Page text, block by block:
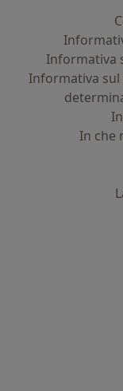
Informativa
Informativa
In che